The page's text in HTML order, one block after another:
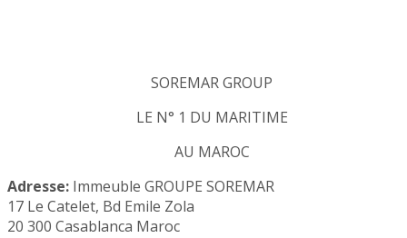
SOREMAR GROUP
LE N° 1 DU MARITIME
AU MAROC
Adresse: Immeuble GROUPE SOREMAR
17 Le Catelet, Bd Emile Zola
20 300 Casablanca Maroc